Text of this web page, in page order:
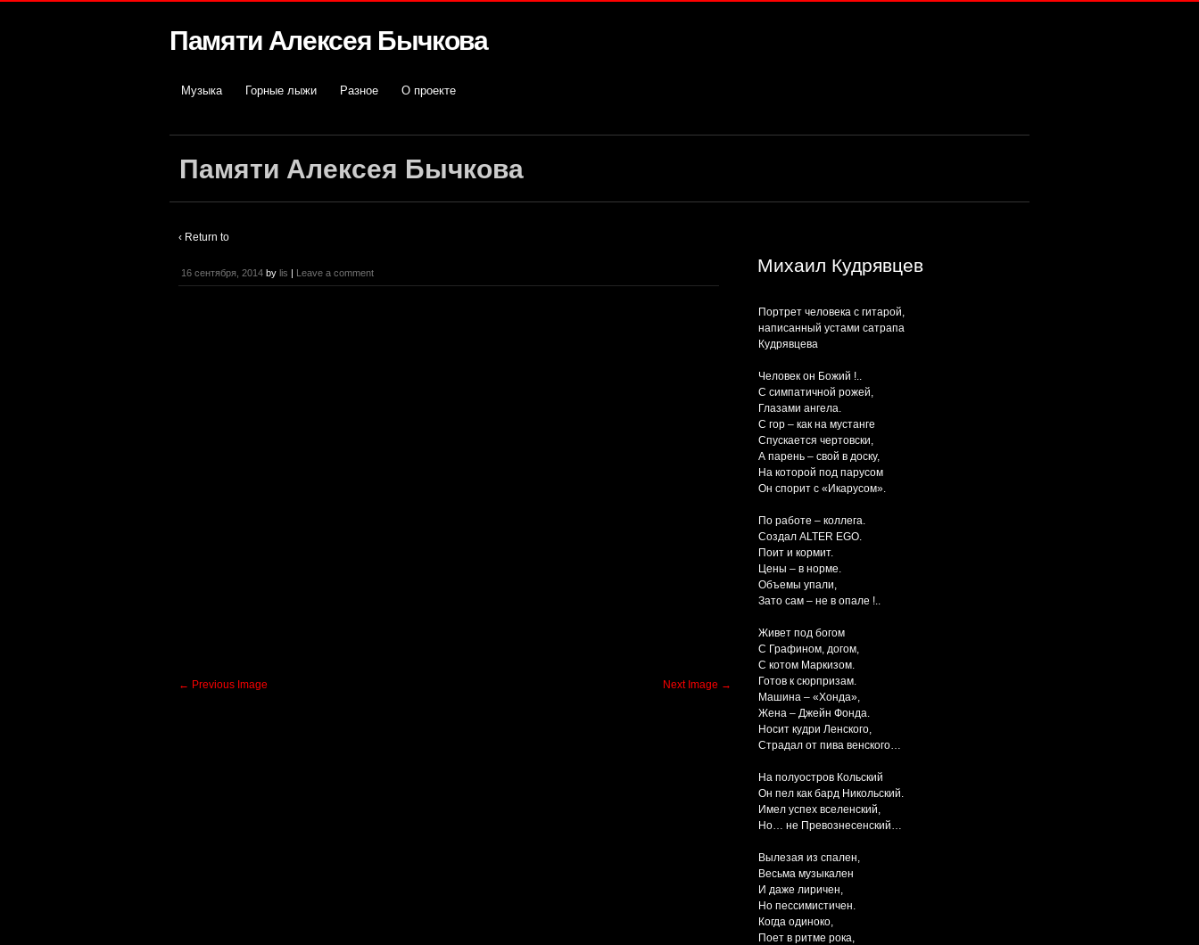
Памяти Алексея Бычкова
Музыка Горные лыжи Разное О проекте
Памяти Алексея Бычкова
‹ Return to
16 сентября, 2014 by lis | Leave a comment
← Previous Image Next Image →
Михаил Кудрявцев
Портрет человека с гитарой,
написанный устами сатрапа
Кудрявцева
Человек он Божий !..
С симпатичной рожей,
Глазами ангела.
С гор – как на мустанге
Спускается чертовски,
А парень – свой в доску,
На которой под парусом
Он спорит с «Икарусом».
По работе – коллега.
Создал ALTER EGO.
Поит и кормит.
Цены – в норме.
Объемы упали,
Зато сам – не в опале !..
Живет под богом
С Графином, догом,
С котом Маркизом.
Готов к сюрпризам.
Машина – «Хонда»,
Жена – Джейн Фонда.
Носит кудри Ленского,
Страдал от пива венского…
На полуостров Кольский
Он пел как бард Никольский.
Имел успех вселенский,
Но… не Превознесенский…
Вылезая из спален,
Весьма музыкален
И даже лиричен,
Но пессимистичен.
Когда одиноко,
Поет в ритме рока,